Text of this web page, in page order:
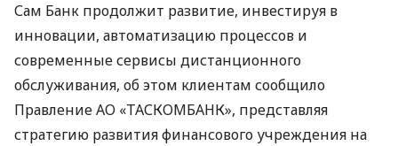
Сам Банк продолжит развитие, инвестируя в
инновации, автоматизацию процессов и
современные сервисы дистанционного
обслуживания, об этом клиентам сообщило
Правление АО «ТАСКОМБАНК», представляя
стратегию развития финансового учреждения на